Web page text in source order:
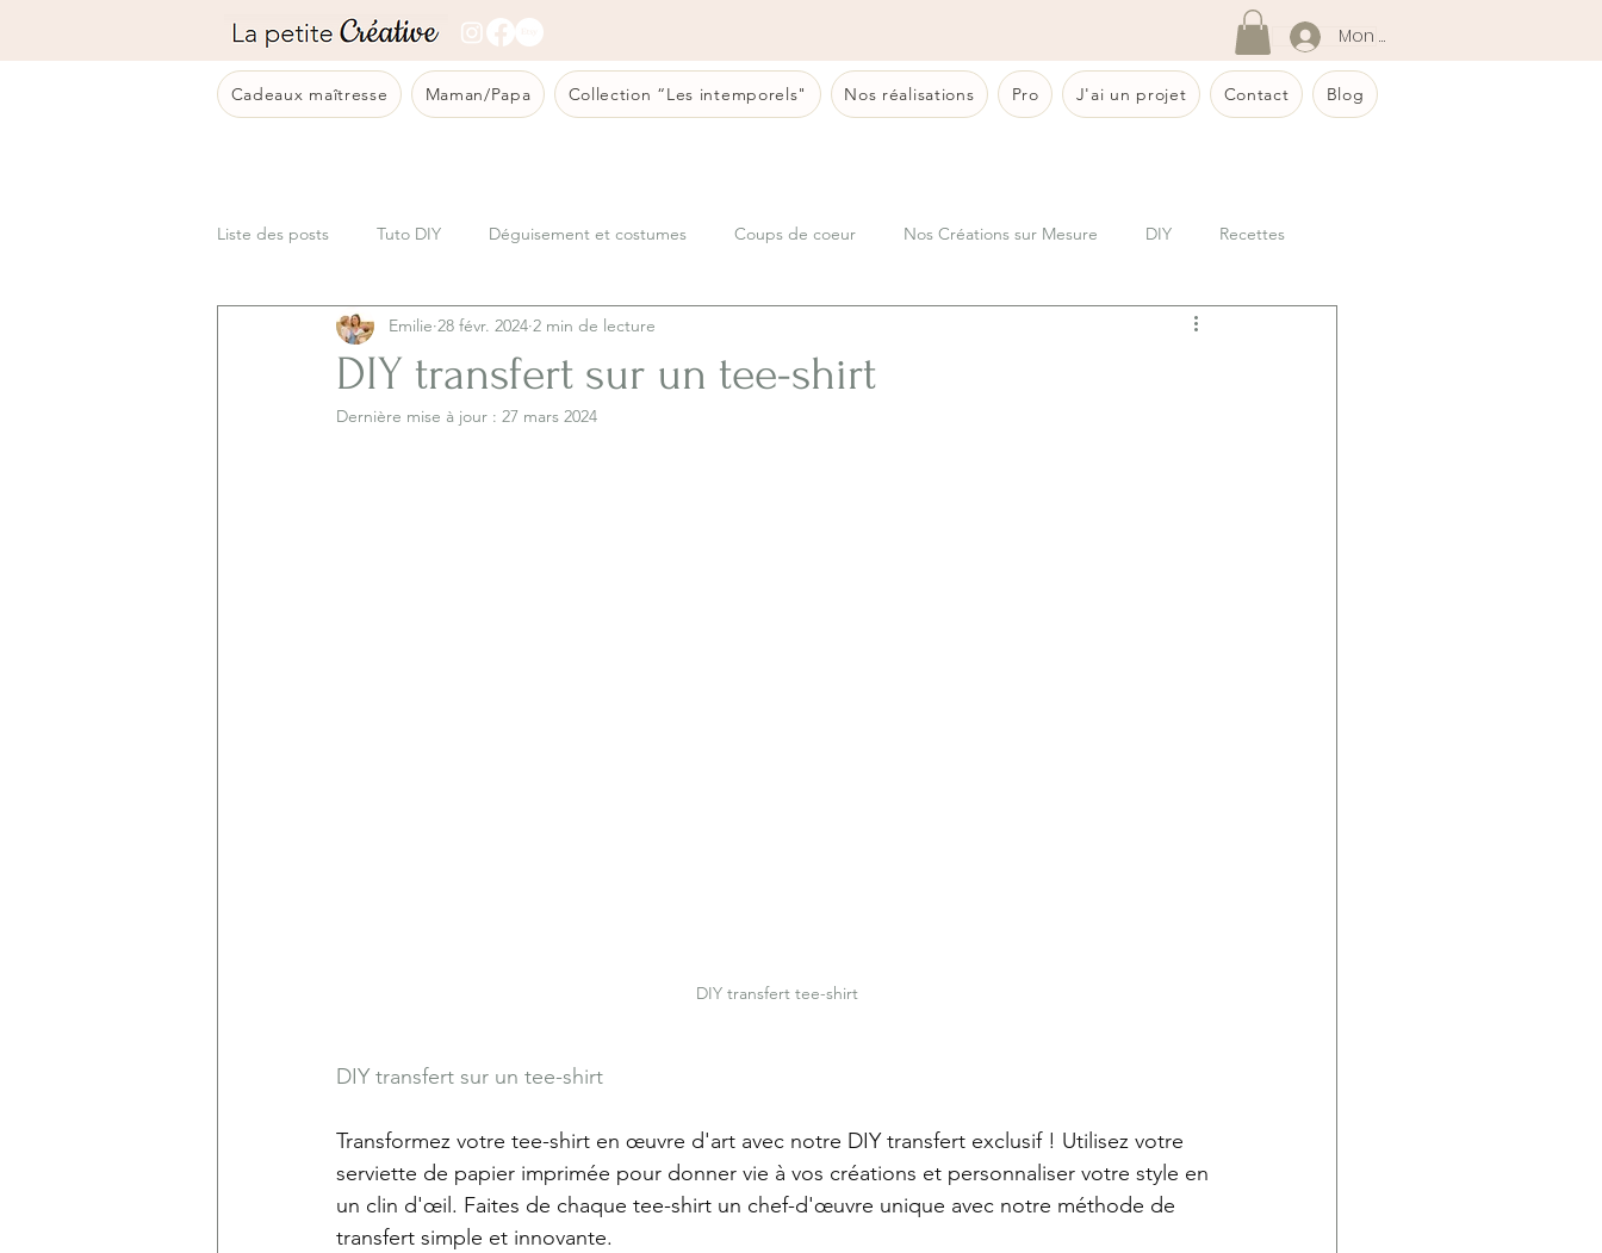
Mon compte
Cadeaux maîtresse Maman/Papa Collection “Les intemporels" Nos réalisations Pro J'ai un projet Contact Blog
Liste des posts Tuto DIY Déguisement et costumes Coups de coeur Nos Créations sur Mesure DIY Recettes
Sortie en famille
DIY transfert sur un tee-shirt
Emilie 28 févr. 2024 2 min de lecture
Dernière mise à jour : 27 mars 2024
DIY transfert tee-shirt
DIY transfert sur un tee-shirt
Transformez votre tee-shirt en œuvre d'art avec notre DIY transfert exclusif ! Utilisez votre
serviette de papier imprimée pour donner vie à vos créations et personnaliser votre style en
un clin d'œil. Faites de chaque tee-shirt un chef-d'œuvre unique avec notre méthode de
transfert simple et innovante.